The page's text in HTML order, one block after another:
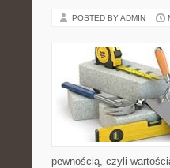
POSTED BY ADMIN
pewnością, czyli